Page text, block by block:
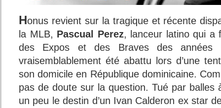
Honus revient sur la tragique et récente
la MLB, Pascual Perez, lanceur latino qui a
des Expos et des Braves des années
vraisemblablement été abattu lors d’une
son domicile en République dominicaine.
pas de doute sur la question. Tué par balles
un peu le destin d’un Ivan Calderon ex star